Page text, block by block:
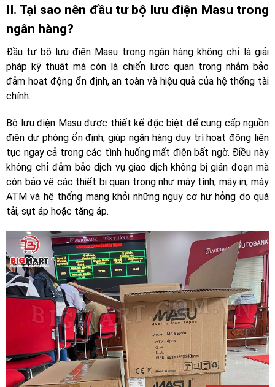
II. Tại sao nên đầu tư bộ lưu điện Masu trong
ngân hàng?
Đầu tư bộ lưu điện Masu trong ngân hàng không chỉ là giải
pháp kỹ thuật mà còn là chiến lược quan trọng nhằm bảo
đảm hoạt động ổn định, an toàn và hiệu quả của hệ thống tài
chính.
Bộ lưu điện Masu được thiết kế đặc biệt để cung cấp nguồn
điện dự phòng ổn định, giúp ngân hàng duy trì hoạt động liên
tục ngay cả trong các tình huống mất điện bất ngờ. Điều này
không chỉ đảm bảo dịch vụ giao dịch không bị gián đoạn mà
còn bảo vệ các thiết bị quan trọng như máy tính, máy in, máy
ATM và hệ thống mạng khỏi những nguy cơ hư hỏng do quá
tải, sụt áp hoặc tăng áp.